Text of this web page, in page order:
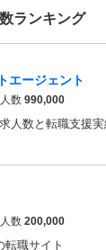
ランキング
エージェント
数 990,000
人数と転職支援実
数 200,000
転職サイト